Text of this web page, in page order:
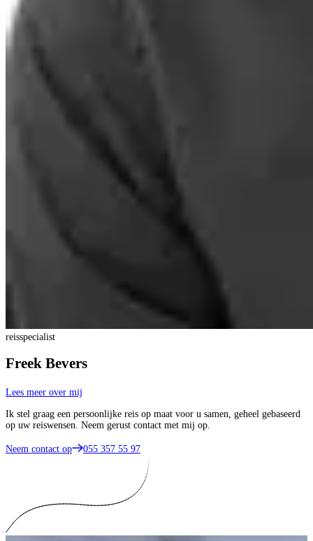
reisspecialist
Freek Bevers
Lees meer over mij
Ik stel graag een persoonlijke reis op maat voor u samen, geheel gebaseerd
op uw reiswensen. Neem gerust contact met mij op.
Neem contact op 055 357 55 97